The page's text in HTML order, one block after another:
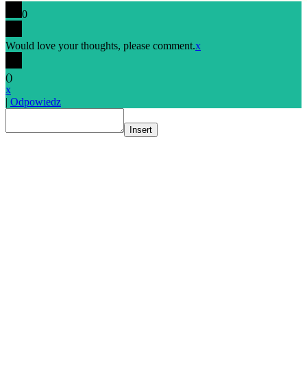
0
Would love your thoughts, please comment.x
()
x
| Odpowiedz
Insert